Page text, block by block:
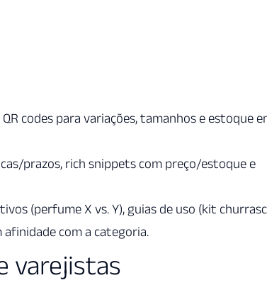
codes para variações, tamanhos e estoque
prazos, rich snippets com preço/estoque e
(perfume X vs. Y), guias de uso (kit
afinidade com a categoria.
varejistas